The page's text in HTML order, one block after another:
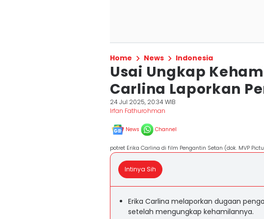
Home News Indonesia
Usai Ungkap
Carlina Laporkan
24 Jul 2025, 20:34 WIB
Irfan Fathurohman
News Channel
potret Erika Carlina di film Pengantin Setan (dok. MVP
Intinya Sih
Erika Carlina melaporkan dugaan
setelah mengungkap kehamilannya.